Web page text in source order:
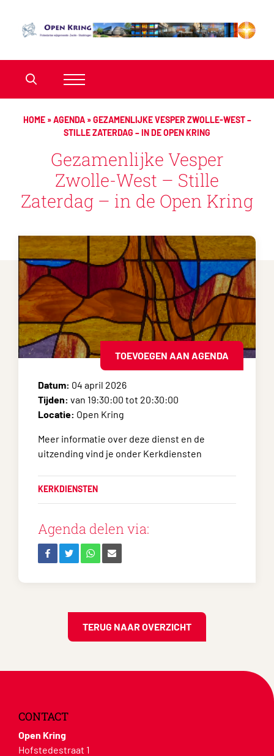
HOME»AGENDA»GEZAMENLIJKE VESPER ZWOLLE-WEST –
STILLE ZATERDAG – IN DE OPEN KRING
Gezamenlijke Vesper
Zwolle-West – Stille
Zaterdag – in de Open Kring
TOEVOEGEN AAN AGENDA
Datum: 04 april 2026
Tijden: van 19:30:00 tot 20:30:00
Locatie: Open Kring
Meer informatie over deze dienst en de
uitzending vind je onder Kerkdiensten
KERKDIENSTEN
Agenda delen via:
TERUG NAAR OVERZICHT
CONTACT
Open Kring
Hofstedestraat 1